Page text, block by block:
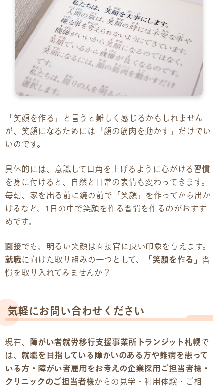
見学・体験のお申し込み
各種SNS
資料請求
採用情報
「笑顔を作る」と言うと難しく感じるかもしれません
が、笑顔になるためには「顔の筋肉を動かす」だけでい
いのです。
具体的には、意識して口角を上げるように心がける習慣
を身に付けると、自然と日常の表情も変わってきます。
毎朝、家を出る前に鏡の前で「笑顔」を作ってから出か
けるなど、1日の中で笑顔を作る習慣を作るのがおすす
めです。
面接でも、明るい笑顔は面接官に良い印象を与えます。
就職に向けた取り組みの一つとして、 「笑顔を作る」 習
慣を取り入れてみませんか？
気軽にお問い合わせください
現在、 障がい者就労移行支援事業所トランジット札幌で
は、 就職を目指している障がいのある方や難病を患って
いる方・障がい者雇用をお考えの企業採用ご担当者様・
クリニックのご担当者様からの見学・利用体験・ご相